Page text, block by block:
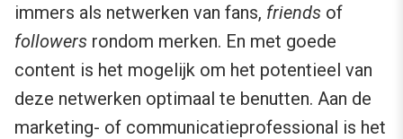
immers als netwerken van fans, friends of
followers rondom merken. En met goede
content is het mogelijk om het potentieel van
deze netwerken optimaal te benutten. Aan de
marketing- of communicatieprofessional is het